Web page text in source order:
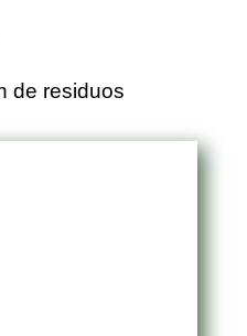
de residuos